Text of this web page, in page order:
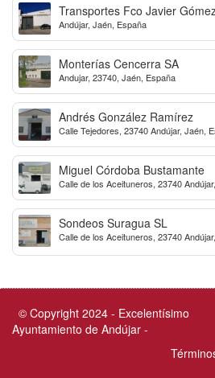
Transportes Fco Javier
Andújar, Jaén, España
Monterías Cencerra SA
Andujar, 23740, Jaén, España
Andrés González Ramírez
Calle Tejedores, 23740 Andújar, Jaén,
Miguel Córdoba Bustamante
Calle de los Aceituneros, 23740
Sondeos Suragua SL
Calle de los Aceituneros, 23740
© Copyright 2024 - Excelentísimo
Ayuntamiento de Andújar -